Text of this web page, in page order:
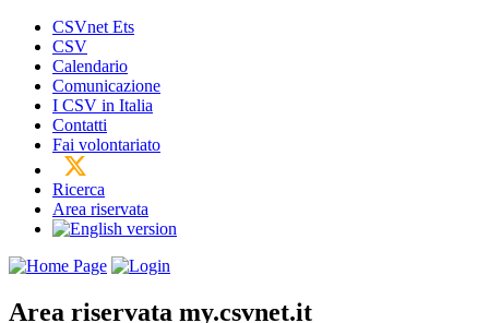
CSVnet Ets
CSV
Calendario
Comunicazione
I CSV in Italia
Contatti
Fai volontariato
Ricerca
Area riservata
Area riservata my.csvnet.it